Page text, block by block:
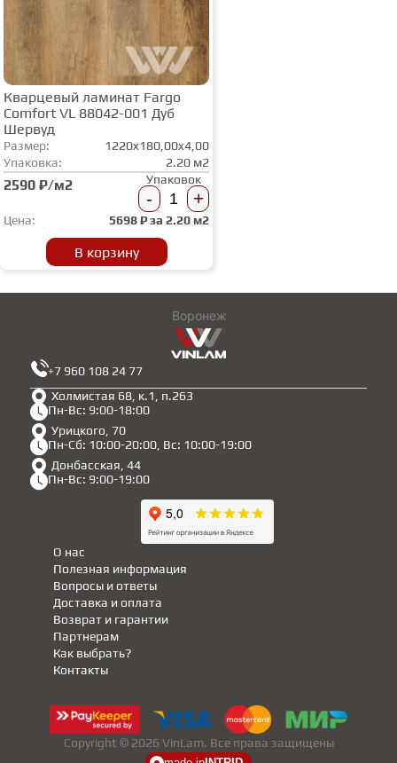
Кварцевый ламинат Fargo
Comfort VL 88042-001 Дуб
Шервуд
Размер:
1220x180,00x4,00
Упаковка:
2.20 м2
2590 ₽/м2 Упаковок
- +
Цена: 5698₽ за 2.20 м2
В корзину
Воронеж
Холмистая 68, к.1, п.263
Пн-Вс: 9:00-18:00
Урицкого, 70
Пн-Сб: 10:00-20:00, Вс: 10:00-19:00
Донбасская, 44
Пн-Вс: 9:00-19:00
+7 960 108 24 77
Полезная информация
Партнерам
Вопросы и ответы
Доставка и оплата
Возврат и гарантии
Как выбрать?
О нас
Контакты
Copyright © 2026 VinLam. Все права защищены